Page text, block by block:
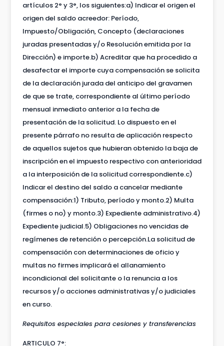
artículos 2° y 3°, los siguientes:a) Indicar el origen el
origen del saldo acreedor: Período,
Impuesto/Obligación, Concepto (declaraciones
juradas presentadas y/o Resolución emitida por la
Dirección) e importe.b) Acreditar que ha procedido a
desafectar el importe cuya compensación se solicita
de la declaración jurada del anticipo del gravamen
de que se trate, correspondiente al último período
mensual inmediato anterior a la fecha de
presentación de la solicitud. Lo dispuesto en el
presente párrafo no resulta de aplicación respecto
de aquellos sujetos que hubieran obtenido la baja de
inscripción en el impuesto respectivo con anterioridad
a la interposición de la solicitud correspondiente.c)
Indicar el destino del saldo a cancelar mediante
compensación:1) Tributo, período y monto.2) Multa
(firmes o no) y monto.3) Expediente administrativo.4)
Expediente judicial.5) Obligaciones no vencidas de
regímenes de retención o percepción.La solicitud de
compensación con determinaciones de oficio y
multas no firmes implicará el allanamiento
incondicional del solicitante o la renuncia a los
recursos y/o acciones administrativas y/o judiciales
en curso.
Requisitos especiales para cesiones y transferencias
ARTICULO 7°: